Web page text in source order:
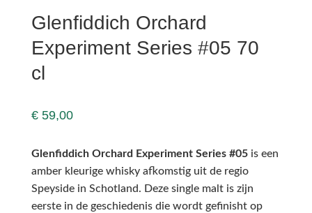
Glenfiddich Orchard
Experiment Series #05 70
cl
€59,00
Glenfiddich Orchard Experiment Series #05 is een
amber kleurige whisky afkomstig uit de regio
Speyside in Schotland. Deze single malt is zijn
eerste in de geschiedenis die wordt gefinisht op